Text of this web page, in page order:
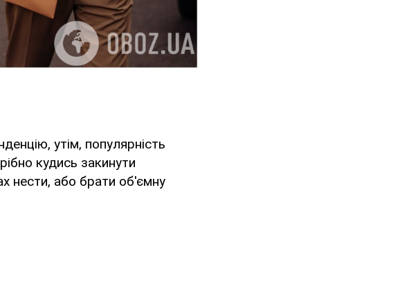
утім, популярність
кудись закинути
нести, або брати об'ємну